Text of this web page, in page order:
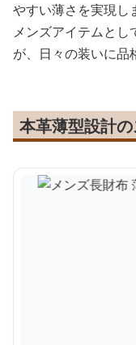
やすい薄さを実現し
メンズアイテムと
が、日々の装いに品
本革薄型設計